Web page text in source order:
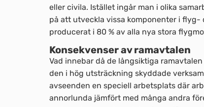
eller civila. Istället ingår man i olika
på att utveckla vissa komponenter i flyg-
producerat i 80 % av alla nya stora
Konsekvenser av ramavtalen
Vad innebar då de långsiktiga
den i hög utsträckning skyddade
avseenden en speciell arbetsplats där
annorlunda jämfört med många andra